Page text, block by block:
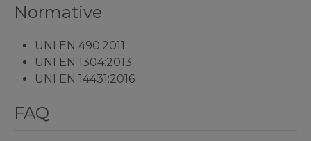
Normative
UNI EN 490:2011
UNI EN 1304:2013
UNI EN 14431:2016
FAQ